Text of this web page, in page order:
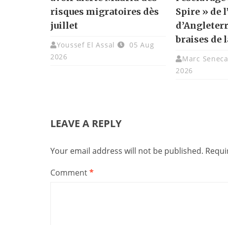
risques migratoires dès
juillet
Youssef El Assal
05 Aug
2026
Spire » de
braises de
Marc
2026
LEAVE A REPLY
Your email address will not be published.
Comment*